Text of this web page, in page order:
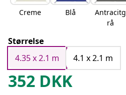
Creme Blå
Antracitg
rå
Størrelse
4.35 x 2.1 m
4.1 x 2.1 m
352 DKK